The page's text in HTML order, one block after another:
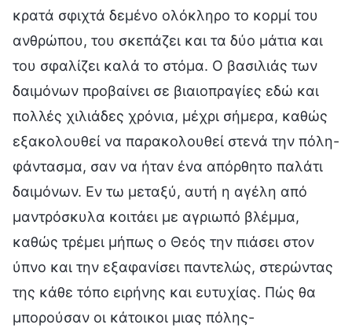
κρατά σφιχτά δεμένο ολόκληρο το κορμί του
ανθρώπου, του σκεπάζει και τα δύο μάτια και
του σφαλίζει καλά το στόμα. Ο βασιλιάς των
δαιμόνων προβαίνει σε βιαιοπραγίες εδώ και
πολλές χιλιάδες χρόνια, μέχρι σήμερα, καθώς
εξακολουθεί να παρακολουθεί στενά την πόλη-
φάντασμα, σαν να ήταν ένα απόρθητο παλάτι
δαιμόνων. Εν τω μεταξύ, αυτή η αγέλη από
μαντρόσκυλα κοιτάει με αγριωπό βλέμμα,
καθώς τρέμει μήπως ο Θεός την πιάσει στον
ύπνο και την εξαφανίσει παντελώς, στερώντας
της κάθε τόπο ειρήνης και ευτυχίας. Πώς θα
μπορούσαν οι κάτοικοι μιας πόλης-